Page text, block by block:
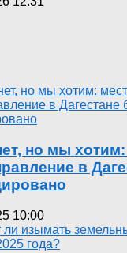
но мы
в
10:00